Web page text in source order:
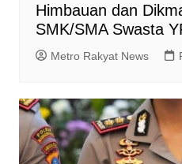
Himbauan dan
SMK/SMA Swasta
Metro Rakyat News